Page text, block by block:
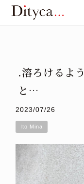
.溶ろけるよ
と…
2023/07/26
Ito Mina